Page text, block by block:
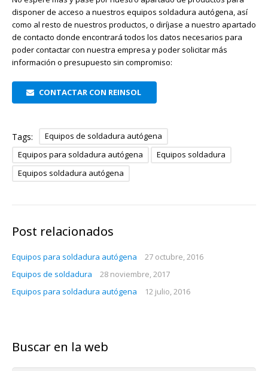
disponer de acceso a nuestros equipos soldadura autógena, así
como al resto de nuestros productos, o diríjase a nuestro apartado
de contacto donde encontrará todos los datos necesarios para
poder contactar con nuestra empresa y poder solicitar más
información o presupuesto sin compromiso:
CONTACTAR CON REINSOL
Tags:
Equipos de soldadura autógena
Equipos para soldadura autógena
Equipos soldadura
Equipos soldadura autógena
Post relacionados
Equipos para soldadura autógena
27 octubre, 2016
Equipos de soldadura
28 noviembre, 2017
Equipos para soldadura autógena
12 julio, 2016
Buscar en la web